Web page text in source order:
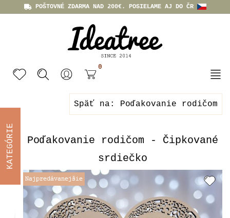
POŠTOVNÉ ZDARMA NAD 200€. POSIELAME AJ DO ČR
0
Späť na: Poďakovanie rodičom
Poďakovanie rodičom - Čipkované
srdiečko
KATEGÓRIE